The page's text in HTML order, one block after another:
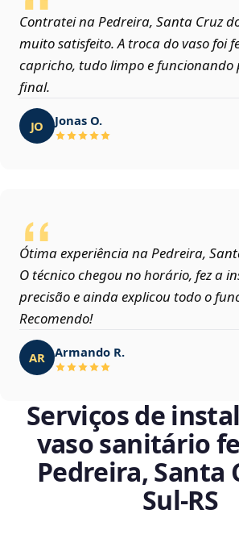
Contratei na Pedreira, Santa Cruz
muito satisfeito. A troca do vaso foi
capricho, tudo limpo e funcionando
final.
JO Jonas O.
Ótima experiência na Pedreira,
O técnico chegou no horário, fez a
precisão e ainda explicou todo o
Recomendo!
AR Armando R.
Serviços de
vaso sanitário
Pedreira, Santa
Sul‑RS